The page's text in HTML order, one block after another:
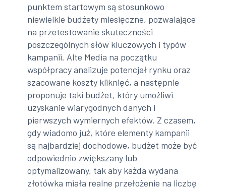
punktem startowym są stosunkowo
niewielkie budżety miesięczne, pozwalające
na przetestowanie skuteczności
poszczególnych słów kluczowych i typów
kampanii. Alte Media na początku
współpracy analizuje potencjał rynku oraz
szacowane koszty kliknięć, a następnie
proponuje taki budżet, który umożliwi
uzyskanie wiarygodnych danych i
pierwszych wymiernych efektów. Z czasem,
gdy wiadomo już, które elementy kampanii
są najbardziej dochodowe, budżet może być
odpowiednio zwiększany lub
optymalizowany, tak aby każda wydana
złotówka miała realne przełożenie na liczbę